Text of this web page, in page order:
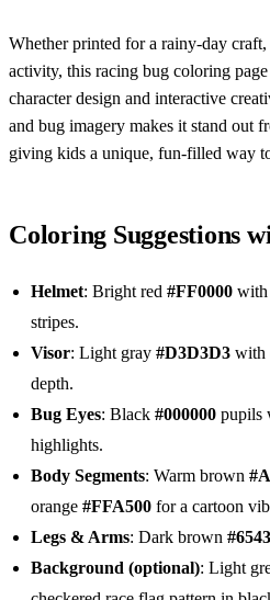
Whether printed for a rainy-day
activity, this racing bug coloring
character design and interactive
and bug imagery makes it stand out
giving kids a unique, fun-filled way
Coloring Suggestions
Helmet: Bright red #FF0000
stripes.
Visor: Light gray #D3D3D3 with
depth.
Bug Eyes: Black #000000 pupils
highlights.
Body Segments: Warm brown
orange #FFA500 for a cartoon
Legs & Arms: Dark brown
Background (optional): Light